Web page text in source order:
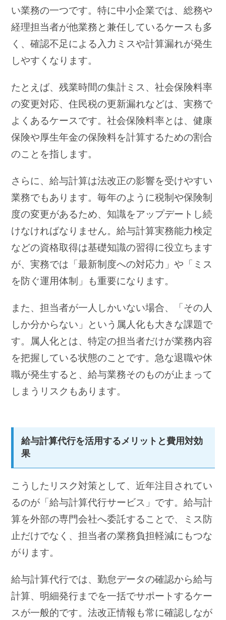
い業務の一つです。特に中小企業では、総務や
経理担当者が他業務と兼任しているケースも多
く、確認不足による入力ミスや計算漏れが発生
しやすくなります。
たとえば、残業時間の集計ミス、社会保険料率
の変更対応、住民税の更新漏れなどは、実務で
よくあるケースです。社会保険料率とは、健康
保険や厚生年金の保険料を計算するための割合
のことを指します。
さらに、給与計算は法改正の影響を受けやすい
業務でもあります。毎年のように税制や保険制
度の変更があるため、知識をアップデートし続
けなければなりません。給与計算実務能力検定
などの資格取得は基礎知識の習得に役立ちます
が、実務では「最新制度への対応力」や「ミス
を防ぐ運用体制」も重要になります。
また、担当者が一人しかいない場合、「その人
しか分からない」という属人化も大きな課題で
す。属人化とは、特定の担当者だけが業務内容
を把握している状態のことです。急な退職や休
職が発生すると、給与業務そのものが止まって
しまうリスクもあります。
給与計算代行を活用するメリットと費用対効
果
こうしたリスク対策として、近年注目されてい
るのが「給与計算代行サービス」です。給与計
算を外部の専門会社へ委託することで、ミス防
止だけでなく、担当者の業務負担軽減にもつな
がります。
給与計算代行では、勤怠データの確認から給与
計算、明細発行までを一括でサポートするケー
スが一般的です。法改正情報も常に確認しなが